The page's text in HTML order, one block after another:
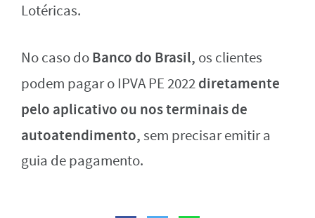
Lotéricas.
No caso doBanco do Brasil, os clientes
podem pagar o IPVA PE 2022diretamente
pelo aplicativo ou nos terminais de
autoatendimento,sem precisar emitir a
guia de pagamento.